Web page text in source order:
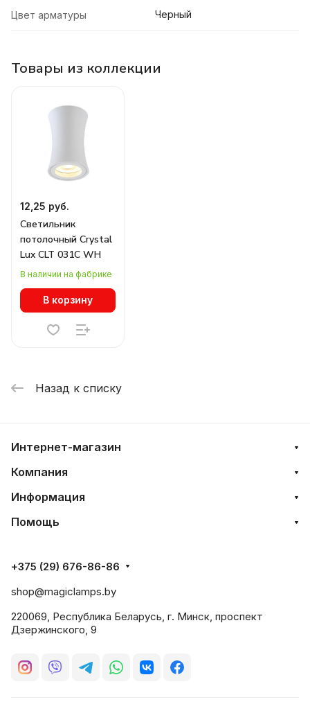
Цвет арматуры Черный
Товары из коллекции
12,25 руб.
Светильник
потолочный Crystal
Lux CLT 031C WH
В наличии на фабрике
В корзину
Назад к списку
Интернет-магазин
Компания
Информация
Помощь
+375 (29) 676-86-86
shop@magiclamps.by
220069, Республика Беларусь, г. Минск, проспект
Дзержинского, 9